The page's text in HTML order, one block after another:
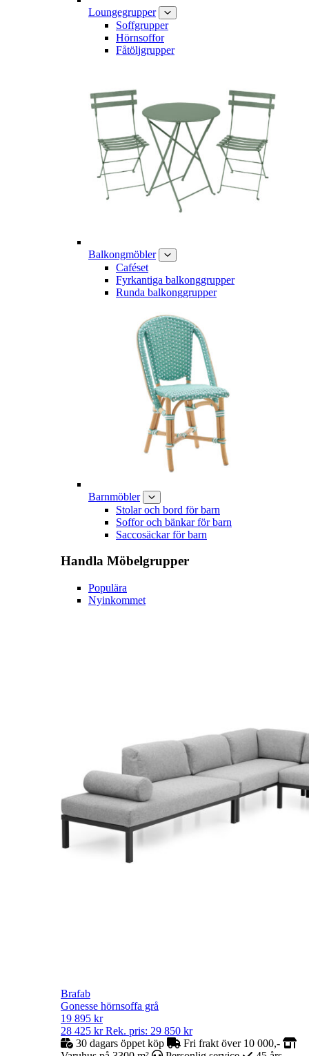
Loungegrupper
Soffgrupper
Hörnsoffor
Fåtöljgrupper
Balkongmöbler
Caféset
Fyrkantiga balkonggrupper
Runda balkonggrupper
Barnmöbler
Stolar och bord för barn
Soffor och bänkar för barn
Saccosäckar för barn
Handla Möbelgrupper
Populära
Nyinkommet
Brafab
Gonesse hörnsoffa grå
19 895 kr
28 425 kr Rek. pris: 29 850 kr
30 dagars öppet köp
Fri frakt över 10 000,-